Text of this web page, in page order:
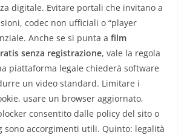
digitale. Evitare portali che invitano a
codec non ufficiali o “player
Anche se si punta a film
senza registrazione, vale la regola
piattaforma legale chiederà software
un video standard. Limitare i
usare un browser aggiornato,
consentito dalle policy del sito o
sono accorgimenti utili. Quinto: legalità